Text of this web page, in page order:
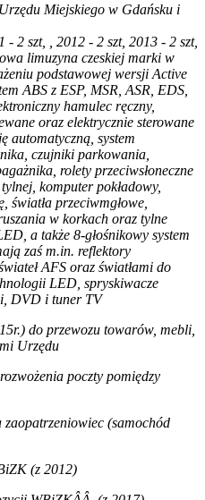
Miejskiego w Gdańsku i
- 2 szt, , 2012 - 2 szt, 2013 - 2 szt,
limuzyna czeskiej marki w
podstawowej wersji Active
ABS z ESP, MSR, ASR, EDS,
hamulec ręczny,
oraz elektrycznie sterowane
automatyczną, system
czujniki parkowania,
rolety przeciwsłoneczne
komputer pokładowy,
przeciwmgłowe,
w korkach oraz tylne
a także 8-głośnikowy system
zaś m.in. reflektory
AFS oraz światłami do
LED, spryskiwacze
DVD i tuner TV
do przewozu towarów, mebli,
Urzędu
poczty pomiędzy
zaopatrzeniowiec (samochód
(z 2012)